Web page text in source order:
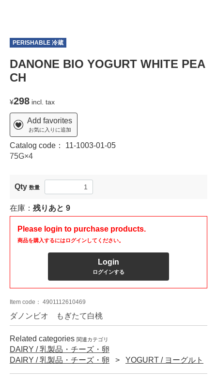
PERISHABLE 冷蔵
DANONE BIO YOGURT WHITE PEA
CH
¥298 incl. tax
Add favorites
お気に入りに追加
Catalog code： 11-1003-01-05
75G×4
Qty 数量
在庫： 残りあと 9
Please login to purchase products.
商品を購入するにはログインしてください。
Login
ログインする
Item code： 4901112610469
ダノンビオ もぎたて白桃
Related categories 関連カテゴリ
DAIRY / 乳製品・チーズ・卵
DAIRY / 乳製品・チーズ・卵
YOGURT / ヨーグルト